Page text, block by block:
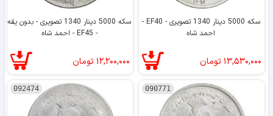
سکه 5000 دینار 1340 تصویری - EF40 -
احمد شاه
۱۳,۵۳۰,۰۰۰تومان
سکه 5000 دینار 1340 تصویری - بدون یقه
- EF45 - احمد شاه
۱۲,۲۰۰,۰۰۰تومان
090771
092474